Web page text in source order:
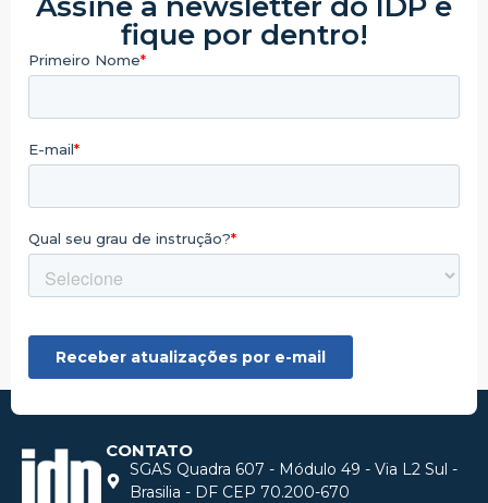
fique por dentro!
CONTATO
SGAS Quadra 607 - Módulo 49 - Via L2 Sul -
Brasilia - DF CEP 70.200-670